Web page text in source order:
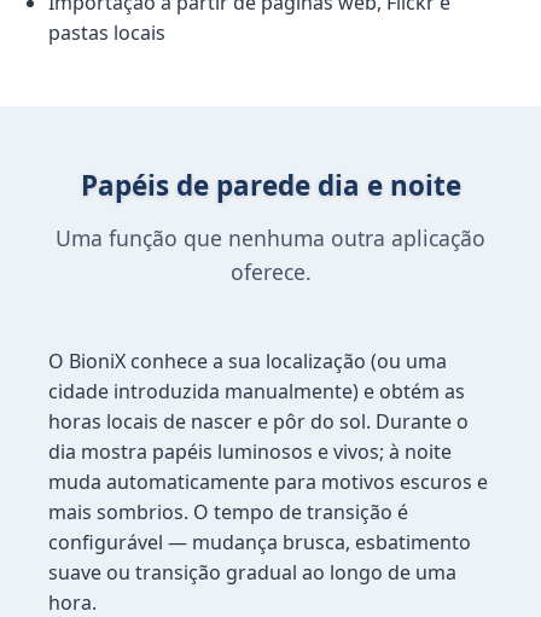
pastas locais
Papéis de parede dia e noite
Uma função que nenhuma outra aplicação
oferece.
O BioniX conhece a sua localização (ou uma
cidade introduzida manualmente) e obtém as
horas locais de nascer e pôr do sol. Durante o
dia mostra papéis luminosos e vivos; à noite
muda automaticamente para motivos escuros e
mais sombrios. O tempo de transição é
configurável — mudança brusca, esbatimento
suave ou transição gradual ao longo de uma
hora.